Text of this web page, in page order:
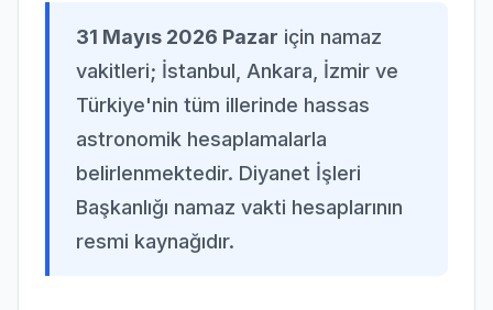
31 Mayıs 2026 Pazar için namaz
vakitleri; İstanbul, Ankara, İzmir ve
Türkiye'nin tüm illerinde hassas
astronomik hesaplamalarla
belirlenmektedir. Diyanet İşleri
Başkanlığı namaz vakti hesaplarının
resmi kaynağıdır.